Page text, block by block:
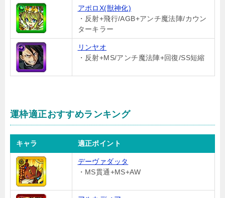
アポロX(獣神化)
・反射+飛行/AGB+アンチ魔法陣/カウン
ターキラー
リンヤオ
・反射+MS/アンチ魔法陣+回復/SS短縮
運枠適正おすすめランキング
キャラ 適正ポイント
デーヴァダッタ
・MS貫通+MS+AW